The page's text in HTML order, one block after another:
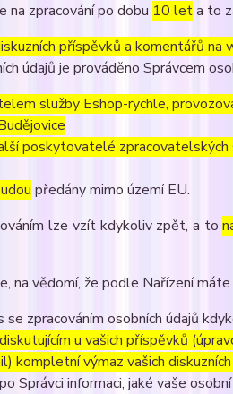
na zpracování po dobu 10 leta to
příspěvků a komentářů na
údajů je prováděno Správcem
služby Eshop-rychle,
poskytovatelé
předány mimo území EU.
lze vzít kdykoliv zpět, a to
na vědomí, že podle Nařízení máte
se zpracováním osobních údajů
u vašich příspěvků
kompletní výmaz vašich
Správci informaci, jaké vaše